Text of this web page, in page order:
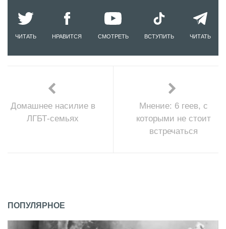
ЧИТАТЬ НРАВИТСЯ СМОТРЕТЬ ВСТУПИТЬ ЧИТАТЬ
Домашнее насилие в
ЛГБТ-семьях
Мнение: 6 геев, с
которыми не стоит
встречаться
ПОПУЛЯРНОЕ